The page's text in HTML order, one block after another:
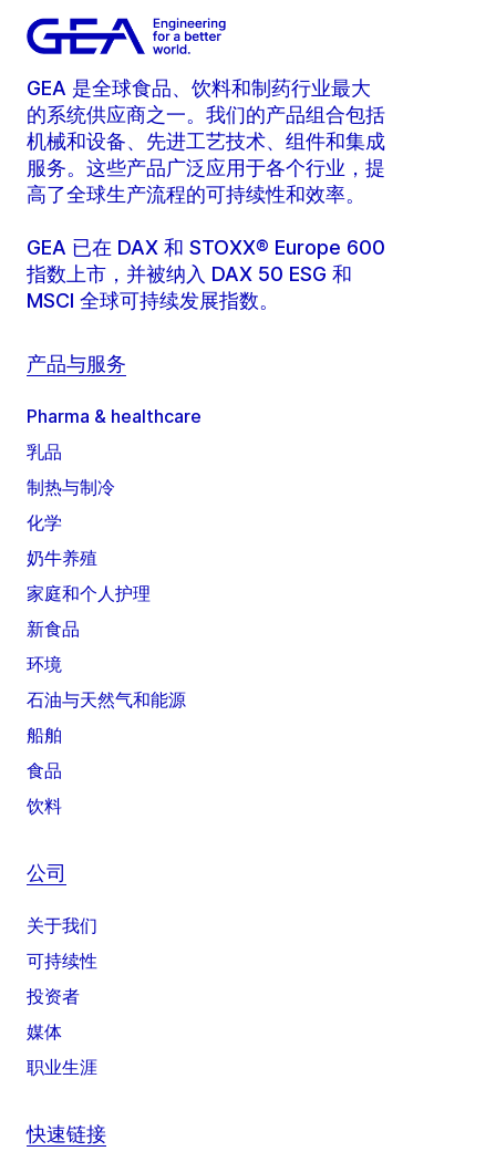
GEA 是全球食品、饮料和制药行业最大
的系统供应商之一。我们的产品组合包括
机械和设备、先进工艺技术、组件和集成
服务。这些产品广泛应用于各个行业，提
高了全球生产流程的可持续性和效率。
GEA 已在 DAX 和 STOXX® Europe 600
指数上市，并被纳入 DAX 50 ESG 和
MSCI 全球可持续发展指数。
产品与服务
Pharma & healthcare
乳品
制热与制冷
化学
奶牛养殖
家庭和个人护理
新食品
环境
石油与天然气和能源
船舶
食品
饮料
公司
关于我们
可持续性
投资者
媒体
职业生涯
快速链接